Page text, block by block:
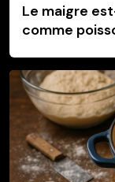
Le maigre
comme